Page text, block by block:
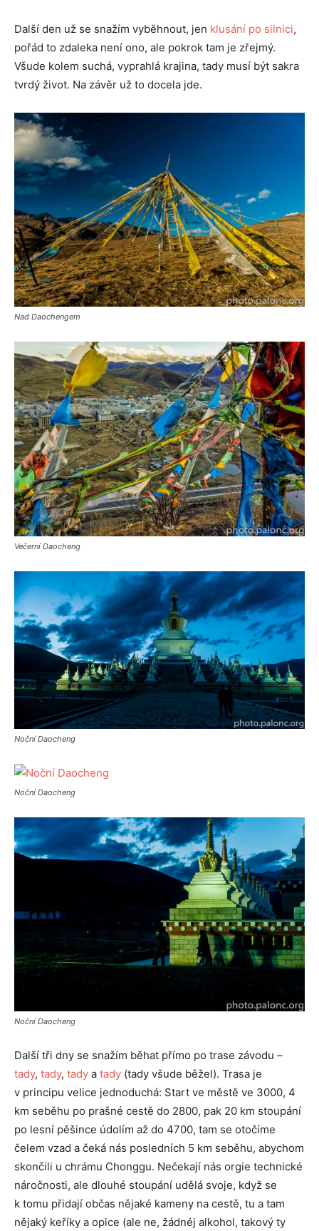
Další den už se snažím vyběhnout, jen klusání po silnici,
pořád to zdaleka není ono, ale pokrok tam je zřejmý.
Všude kolem suchá, vyprahlá krajina, tady musí být sakra
tvrdý život. Na závěr už to docela jde.
Nad Daochengem
Večerní Daocheng
Noční Daocheng
Noční Daocheng
Noční Daocheng
Další tři dny se snažím běhat přímo po trase závodu –
tady, tady, tady a tady (tady všude běžel). Trasa je
v principu velice jednoduchá: Start ve městě ve 3000, 4
km seběhu po prašné cestě do 2800, pak 20 km stoupání
po lesní pěšince údolím až do 4700, tam se otočíme
čelem vzad a čeká nás posledních 5 km seběhu, abychom
skončili u chrámu Chonggu. Nečekají nás orgie technické
náročnosti, ale dlouhé stoupání udělá svoje, když se
k tomu přidají občas nějaké kameny na cestě, tu a tam
nějaký keříky a opice (ale ne, žádnéj alkohol, takový ty